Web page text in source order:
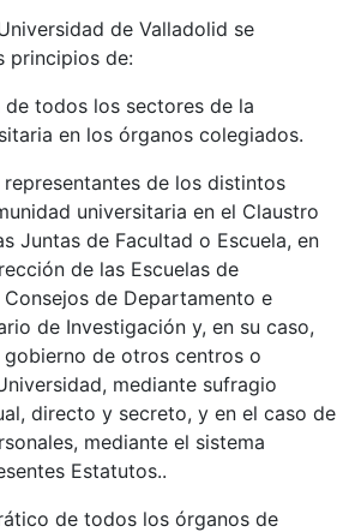
de Valladolid se
principios de:
de todos los sectores de la
en los órganos colegiados.
de los distintos
universitaria en el Claustro
Juntas de Facultad o Escuela, en
de las Escuelas de
de Departamento e
de Investigación y, en su caso,
de otros centros o
mediante sufragio
directo y secreto, y en el caso de
mediante el sistema
Estatutos..
de todos los órganos de